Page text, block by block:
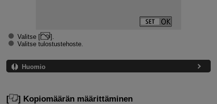
Valitse [
].
Valitse tulostustehoste.
Huomio
[ ] Kopiomäärän määrittäminen